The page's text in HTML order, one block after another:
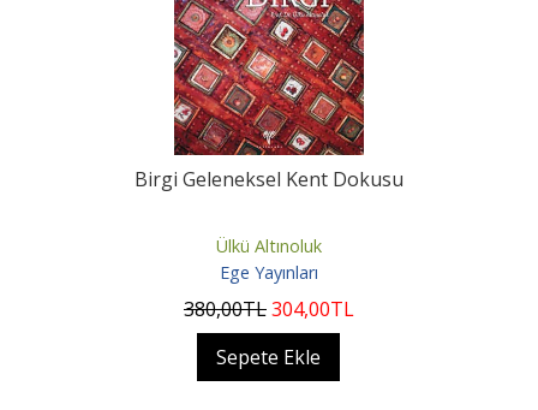
Birgi Geleneksel Kent Dokusu
Ülkü Altınoluk
Ege Yayınları
380,00TL304,00TL
Sepete Ekle